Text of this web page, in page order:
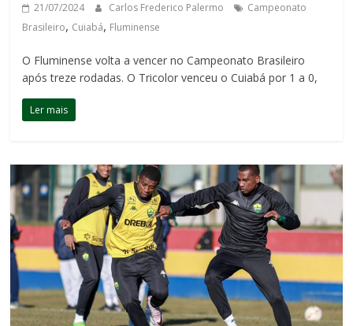
21/07/2024 Carlos Frederico Palermo
Campeonato
Brasileiro, Cuiabá, Fluminense
O Fluminense volta a vencer no Campeonato Brasileiro
após treze rodadas. O Tricolor venceu o Cuiabá por 1 a 0,
Ler mais